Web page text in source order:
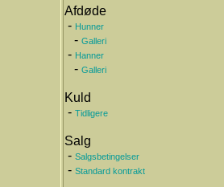
Afdøde
- Hunner
- Galleri
- Hanner
- Galleri
Kuld
- Tidligere
Salg
- Salgsbetingelser
- Standard kontrakt